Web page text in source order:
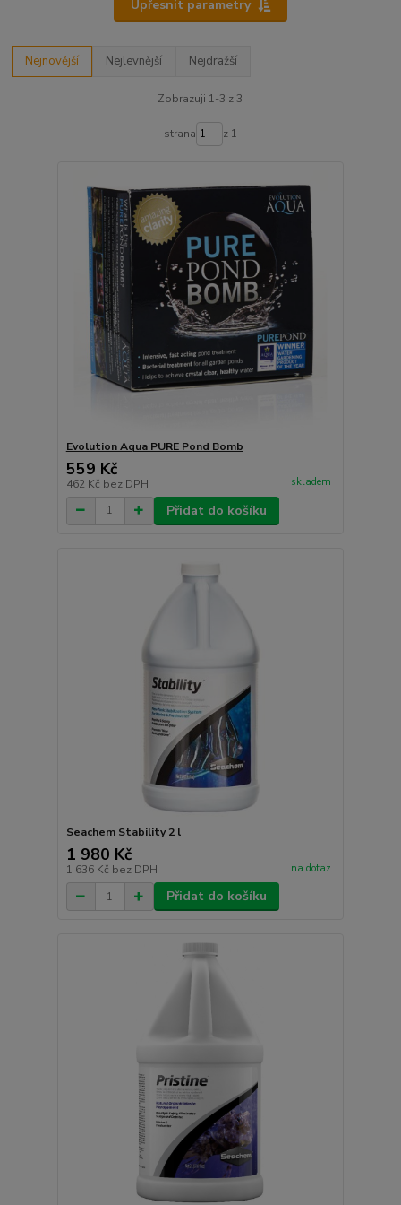
Upřesnit parametry
Nejnovější Nejlevnější Nejdražší
Zobrazuji 1-3 z 3
strana z 1
Evolution Aqua PURE Pond Bomb
559 Kč
462 Kč bez DPH skladem
Přidat do košíku
Seachem Stability 2 l
1 980 Kč
1 636 Kč bez DPH na dotaz
Přidat do košíku